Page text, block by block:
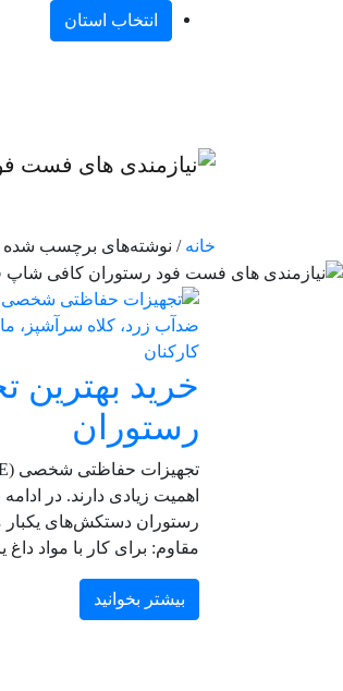
انتخاب استان
خانه / نوشته‌های برچسب شده
رستوران‌
رستوران دستکش‌های
مقاوم: برای کار با مواد داغ
بیشتر بخوانید